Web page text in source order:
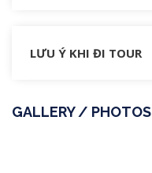
LƯU Ý KHI ĐI TOUR
GALLERY / PHOTOS